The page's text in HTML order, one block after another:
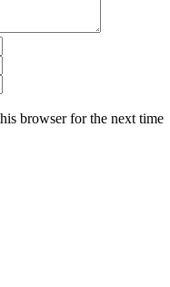
browser for the next time